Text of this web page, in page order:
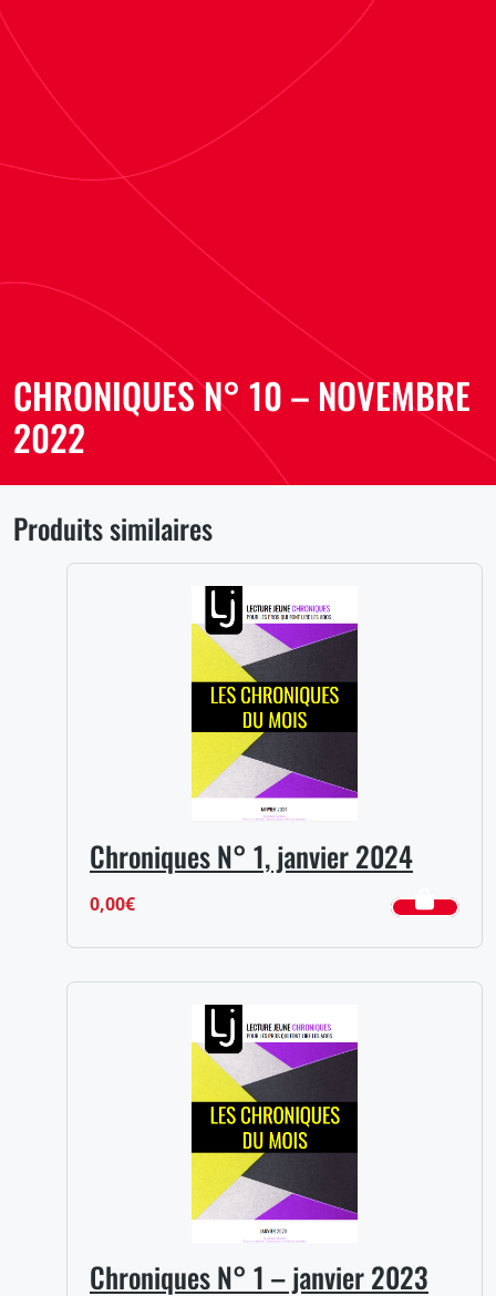
CHRONIQUES N° 10 – NOVEMBRE
2022
Produits similaires
Chroniques N° 1, janvier 2024
0,00€
Chroniques N° 1 – janvier 2023